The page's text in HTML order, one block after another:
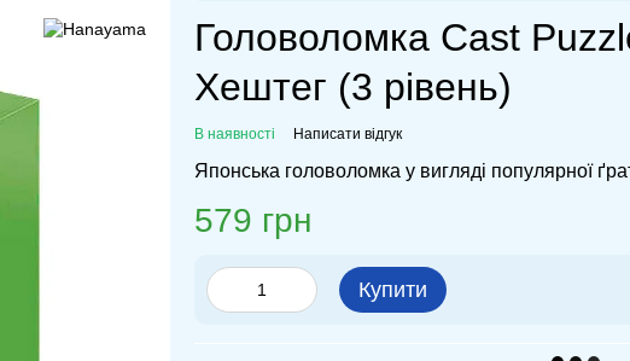
Головоломка Cast
Хештег (3 рівень)
В наявності Написати відгук
Японська головоломка у вигляді популярної
579 грн
Купити